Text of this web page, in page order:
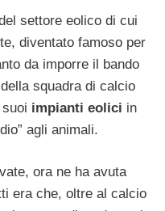
settore eolico di cui
diventato famoso per
da imporre il bando
squadra di calcio
impianti eolici in
agli animali.
ora ne ha avuta
era che, oltre al calcio